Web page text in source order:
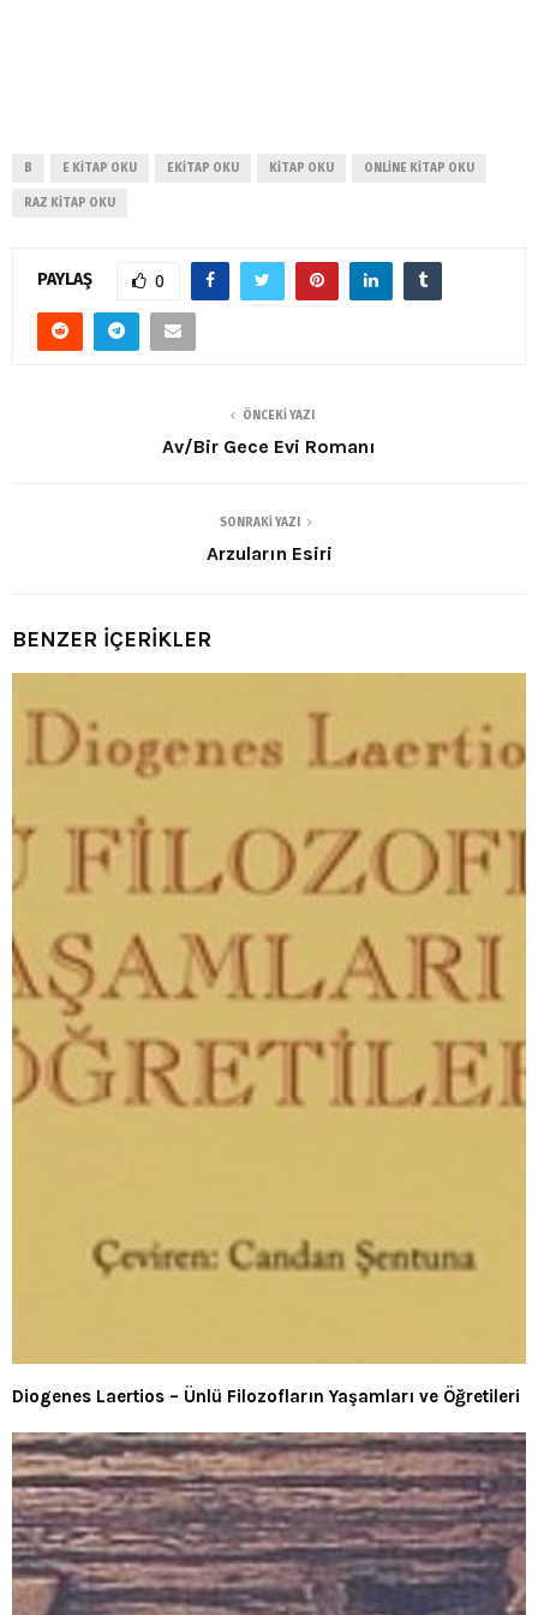
B E KITAP OKU EKITAP OKU KITAP OKU ONLINE KITAP OKU
RAZ KITAP OKU
PAYLAŞ 0
ÖNCEKI YAZI
Av/Bir Gece Evi Romanı
SONRAKI YAZI
Arzuların Esiri
BENZER İÇERİKLER
Diogenes Laertios – Ünlü Filozofların Yaşamları ve Öğretileri